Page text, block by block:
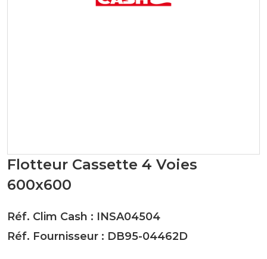
Flotteur Cassette 4 Voies
600x600
Réf. Clim Cash : INSA04504
Réf. Fournisseur : DB95-04462D